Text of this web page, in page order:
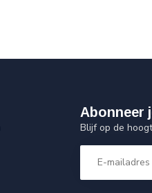
Abonneer
Blijf op de